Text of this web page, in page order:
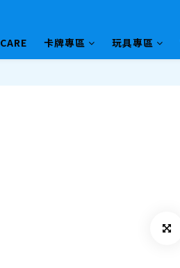
卡牌專區 玩具專區